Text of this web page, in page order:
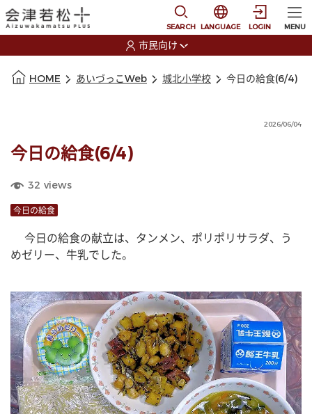
SEARCH
選択すると言語の切
LANGUAGE LOGIN MENU
市民向け
HOME あいづっこWeb 城北小学校 今日の給食(6/4)
2026/06/04
今日の給食(6/4)
32 views
今日の給食
めゼリー、牛乳でした。